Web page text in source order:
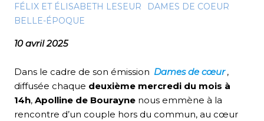
FÉLIX ET ÉLISABETH LESEUR
DAMES DE COEUR
BELLE-ÉPOQUE
10 avril 2025
Dans le cadre de son émission Dames de cœur ,
diffusée chaque deuxième mercredi du mois à
14h, Apolline de Bourayne nous emmène à la
rencontre d’un couple hors du commun, au cœur